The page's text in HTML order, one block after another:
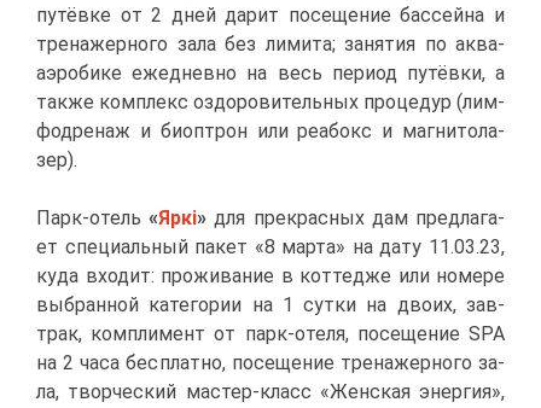
пу­тёв­ке от 2 дней да­рит по­се­ще­ние бас­сей­на и
тре­на­жер­но­го за­ла без ли­ми­та; за­ня­тия по ак­ва­
аэро­би­ке еже­днев­но на весь пе­ри­од пу­тёв­ки, а
та­к­же ком­плекс оздо­ро­ви­тель­ных про­це­дур (лим­
фод­ре­наж и биоп­трон или ре­а­бокс и маг­ни­то­ла­
зер).
Парк-отель«Яр­кi» для пре­крас­ных дам пред­ла­га­
ет спе­ци­аль­ный па­кет «8 мар­та» на да­ту 11.03.23,
ку­да вхо­дит: про­жи­ва­ние в кот­те­дже или но­ме­ре
вы­бран­ной ка­те­го­рии на 1 сут­ки на дво­их, зав­
трак, ком­пли­мент от парк-оте­ля, по­се­ще­ние SPA
на 2 ча­са бес­плат­но, по­се­ще­ние тре­на­жер­но­го за­
ла, твор­че­ский ма­стер-класс «Жен­ская энер­гия»,